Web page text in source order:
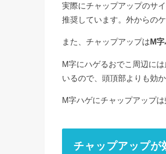
実際にチャップアップのサ
推奨しています。外からの
また、チャップアップはM
M字にハゲるおでこ周辺に
いるので、頭頂部よりも効
M字ハゲにチャップアップ
チャップアップが